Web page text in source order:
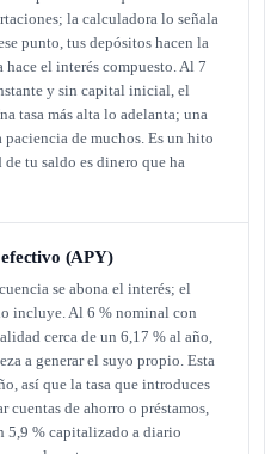
la calculadora lo señala
punto, tus depósitos hacen la
el interés compuesto. Al 7
y sin capital inicial, el
tasa más alta lo adelanta; una
paciencia de muchos. Es un hito
tu saldo es dinero que ha
(APY)
se abona el interés; el
incluye. Al 6 % nominal con
cerca de un 6,17 % al año,
a generar el suyo propio. Esta
así que la tasa que introduces
cuentas de ahorro o préstamos,
5,9 % capitalizado a diario